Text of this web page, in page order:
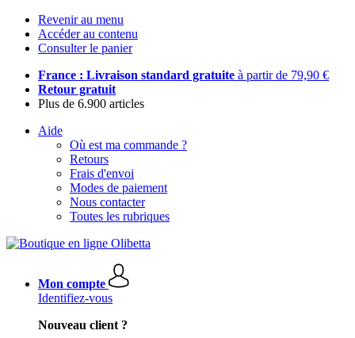
Revenir au menu
Accéder au contenu
Consulter le panier
France : Livraison standard gratuite à partir de 79,90 €
Retour gratuit
Plus de 6.900 articles
Aide
Où est ma commande ?
Retours
Frais d'envoi
Modes de paiement
Nous contacter
Toutes les rubriques
Mon compte
Identifiez-vous
Nouveau client ?